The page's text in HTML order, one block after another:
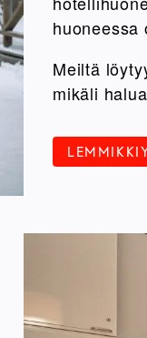
huoneessa
Meiltä
mikäli